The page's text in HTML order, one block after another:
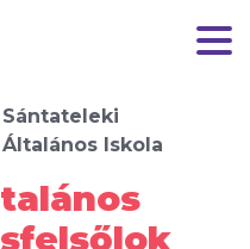
Sántateleki
Általános Iskola